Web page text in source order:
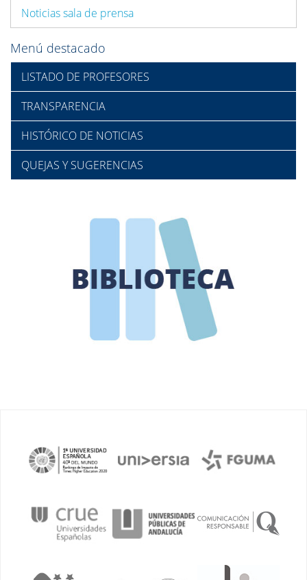
Noticias sala de prensa
Menú destacado
LISTADO DE PROFESORES
TRANSPARENCIA
HISTÓRICO DE NOTICIAS
QUEJAS Y SUGERENCIAS